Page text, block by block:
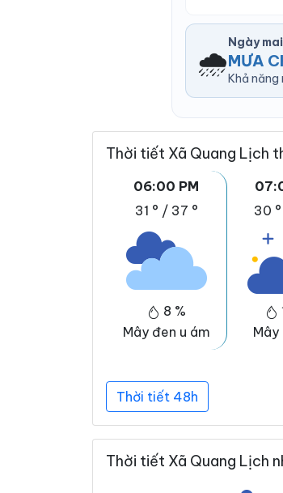
🌧️
Ngày
MƯA
Khả năng
Thời tiết Xã Quang Lịch
06:00 PM
31 ° / 37 °
8 %
Mây đen u ám
30 °
Mây
Thời tiết 48h
Thời tiết Xã Quang Lịch